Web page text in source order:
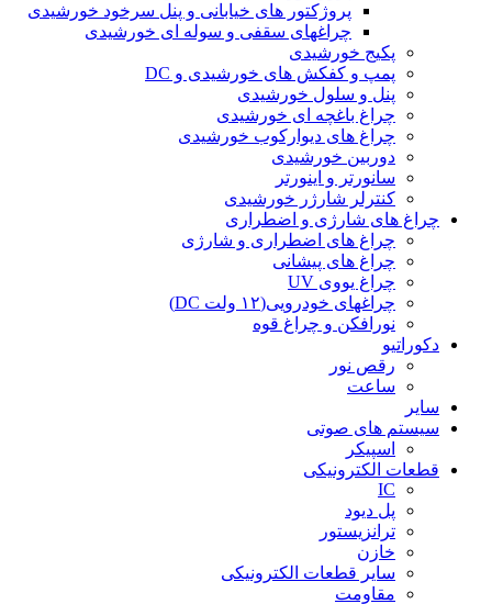
پروژکتور های خیابانی و پنل سرخود خورشیدی
چراغهای سقفی و سوله ای خورشیدی
پکیج خورشیدی
پمپ و کفکش های خورشیدی و DC
پنل و سلول خورشیدی
چراغ باغچه ای خورشیدی
چراغ های دیوارکوب خورشیدی
دوربین خورشیدی
سانورتر و اینورتر
کنترلر شارژر خورشیدی
چراغ های شارژی و اضطراری
چراغ های اضطراری و شارژی
چراغ های پیشانی
چراغ یووی UV
چراغهای خودرویی(۱۲ ولت DC)
نورافکن و چراغ قوه
دکوراتیو
رقص نور
ساعت
سایر
سیستم های صوتی
اسپیکر
قطعات الکترونیکی
IC
پل دیود
ترانزیستور
خازن
سایر قطعات الکترونیکی
مقاومت